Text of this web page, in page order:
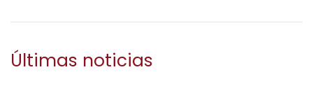
Últimas noticias